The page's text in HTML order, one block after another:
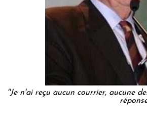
''Je n'ai reçu aucun courrier, aucune